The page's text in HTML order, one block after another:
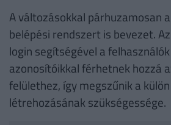
A változásokkal párhuzamosan
belépési rendszert is bevezet.
login segítségével a
azonosítóikkal férhetnek hozzá
felülethez, így megszűnik a
létrehozásának szükségessége.